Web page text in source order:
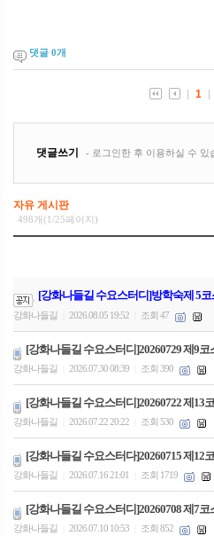
댓글 0개
자유 게시판
498개(1/25페이지)
[강화나들길 수요스터디]방학숙제 5코
강화나들길 2026.08.05 19:52 조회 47
[강화나들길 수요스터디]20260729 제9
강화나들길 2026.07.30 08:39 조회 390
[강화나들길 수요스터디]20260722 제13
강화나들길 2026.07.22 20:22 조회 530
[강화나들길 수요스터다]20260715 제12
강화나들길 2026.07.16 21:01 조회 1719
[강화나들길 수요스터디]20260708 제7코
강화나들길 2026.07.10 10:53 조회 852